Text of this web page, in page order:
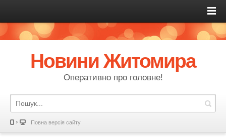
Новини Житомира
Оперативно про головне!
Повна версія сайту